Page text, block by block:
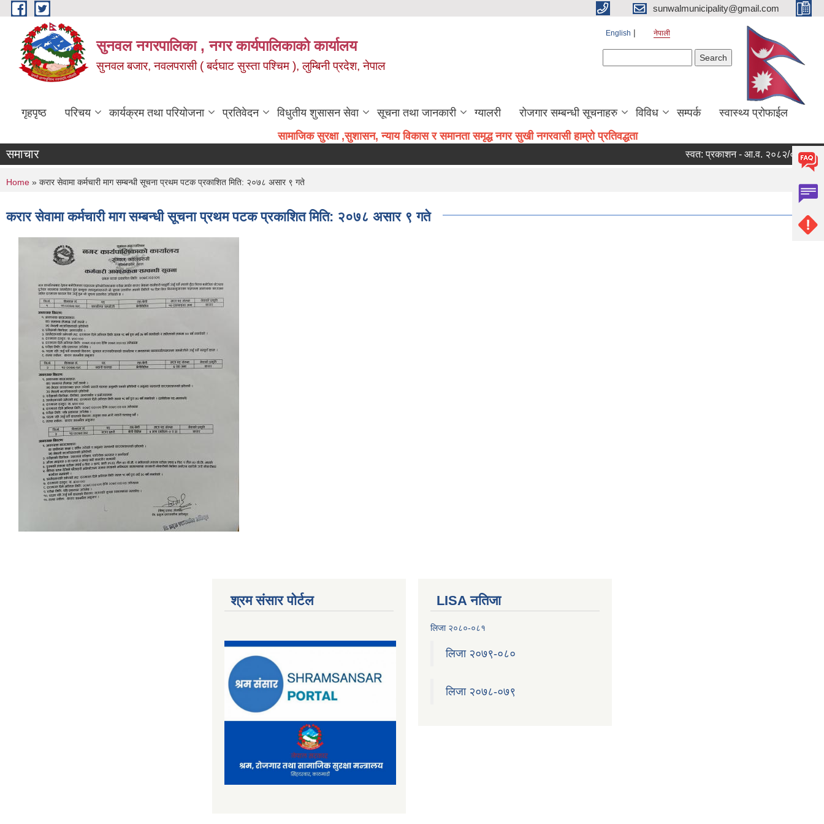
Skip to main content sunwalmunicipality@gmail.com
सुनवल नगरपालिका , नगर कार्यपालिकाको कार्यालय
सुनवल बजार, नवलपरासी ( बर्दघाट सुस्ता पश्चिम ), लुम्बिनी प्रदेश, नेपाल
English नेपाली
गृहपृष्ठ परिचय कार्यक्रम तथा परियोजना प्रतिवेदन विधुतीय शुसासन सेवा सूचना तथा जानकारी ग्यालरी रोजगार सम्बन्धी सूचनाहरु विविध सम्पर्क
स्वास्थ्य प्रोफाईल
सामाजिक सुरक्षा ,सुशासन, न्याय विकास र समानता समृद्ध नगर सुखी नगरवासी हाम्रो प्रतिवद्धता
समाचार स्वत: प्रकाशन - आ.व. २०८२/०८३ को
You are here
Home » करार सेवामा कर्मचारी माग सम्बन्धी सूचना प्रथम पटक प्रकाशित मिति: २०७८ असार ९ गते
करार सेवामा कर्मचारी माग सम्बन्धी सूचना प्रथम पटक प्रकाशित मिति: २०७८ असार ९ गते
श्रम संसार पोर्टल LISA नतिजा
लिजा २०८०-०८१
लिजा २०७९-०८०
लिजा २०७८-०७९